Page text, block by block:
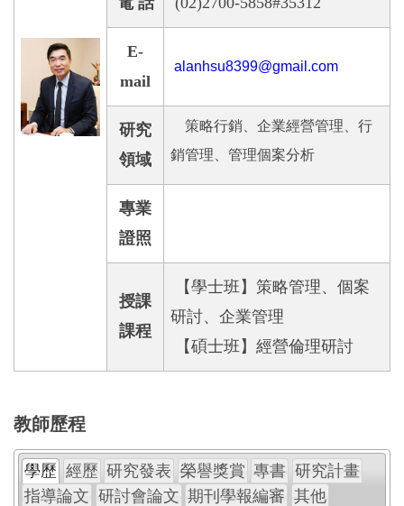
E-
mail
alanhsu8399@gmail.com
研究
領域
策略行銷、企業經營管理、行
銷管理、管理個案分析
專業
證照
授課
課程
【學士班】策略管理、個案
研討、企業管理
【碩士班】經營倫理研討
教師歷程
學歷 經歷 研究發表 榮譽獎賞 專書 研究計畫
指導論文 研討會論文 期刊學報編審 其他